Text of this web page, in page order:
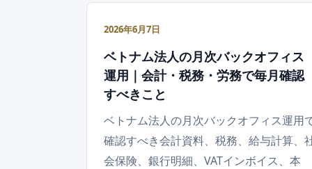
2026年6月7日
ベトナム法人の月次バックオフィス
運用｜会計・税務・労務で毎月確認
すべきこと
ベトナム法人の月次バックオフィス運用
確認すべき会計資料、税務、給与計算、
会保険、銀行明細、VATインボイス、本